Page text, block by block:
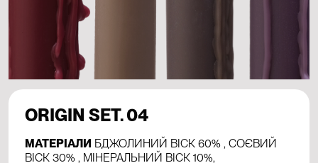
ORIGIN SET. 04
МАТЕРІАЛИ БДЖОЛИНИЙ ВІСК 60% , СОЄВИЙ
ВІСК 30% , МІНЕРАЛЬНИЙ ВІСК 10%,